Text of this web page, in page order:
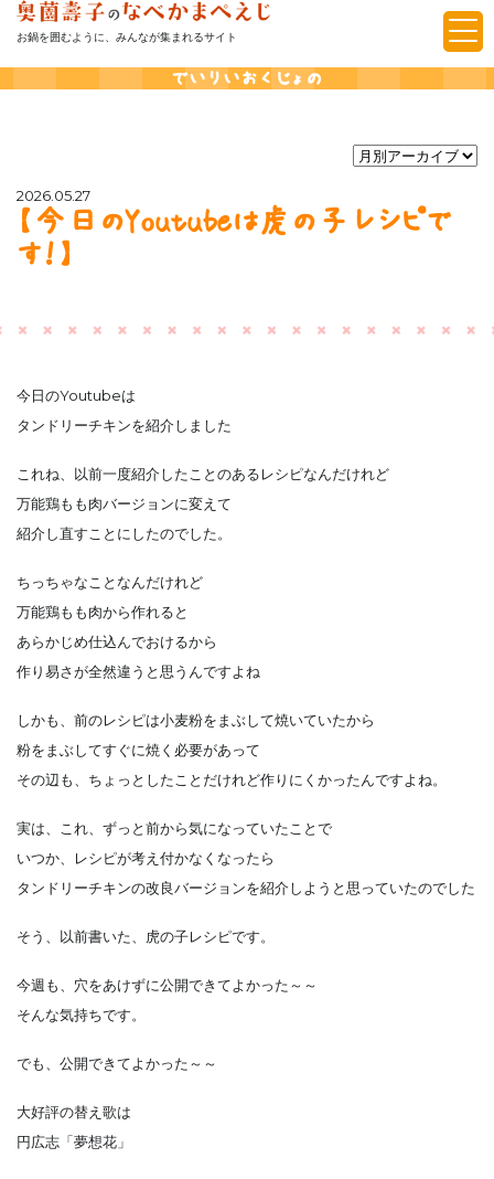
お鍋を囲むように、みんなが集まれるサイト
でいりいおくじょの
2026.05.27
【今日のYoutubeは虎の子レシピで
す！】
今日のYoutubeは
タンドリーチキンを紹介しました
これね、以前一度紹介したことのあるレシピなんだけれど
万能鶏もも肉バージョンに変えて
紹介し直すことにしたのでした。
ちっちゃなことなんだけれど
万能鶏もも肉から作れると
あらかじめ仕込んでおけるから
作り易さが全然違うと思うんですよね
しかも、前のレシピは小麦粉をまぶして焼いていたから
粉をまぶしてすぐに焼く必要があって
その辺も、ちょっとしたことだけれど作りにくかったんですよね。
実は、これ、ずっと前から気になっていたことで
いつか、レシピが考え付かなくなったら
タンドリーチキンの改良バージョンを紹介しようと思っていたのでした
そう、以前書いた、虎の子レシピです。
今週も、穴をあけずに公開できてよかった～～
そんな気持ちです。
でも、公開できてよかった～～
大好評の替え歌は
円広志「夢想花」